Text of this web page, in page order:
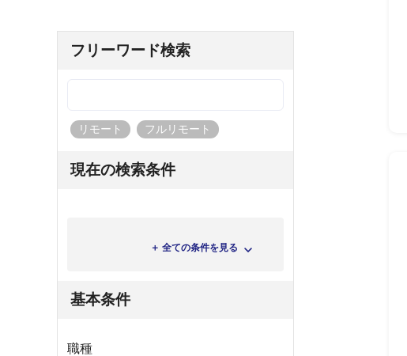
フリーワード検索
リモート フルリモート
現在の検索条件
＋ 全ての条件を見る
基本条件
職種